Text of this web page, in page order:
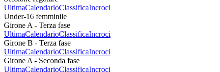
UltimaCalendarioClassificaIncroci
Under-16 femminile
Girone A - Terza fase
UltimaCalendarioClassificaIncroci
Girone B - Terza fase
UltimaCalendarioClassificaIncroci
Girone A - Seconda fase
UltimaCalendarioClassificaIncroci